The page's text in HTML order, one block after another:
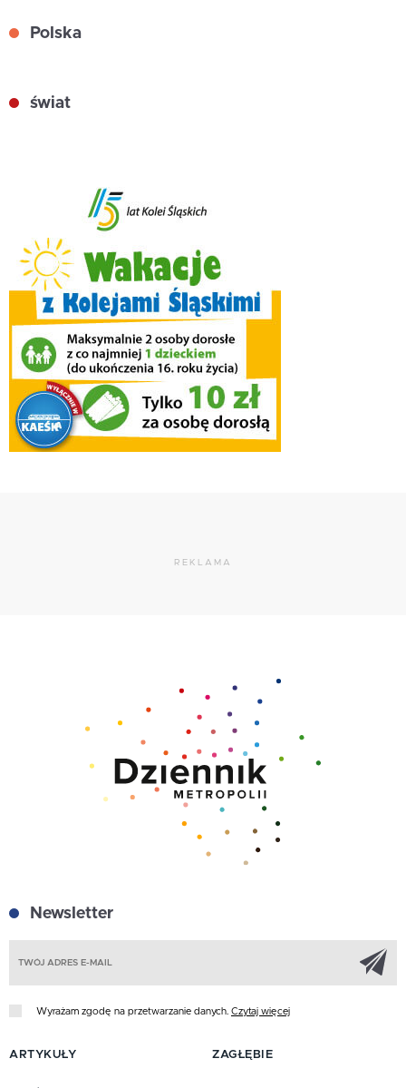
Polska
świat
REKLAMA
Newsletter
Wyrażam zgodę na przetwarzanie danych. Czytaj więcej
ARTYKUŁY ZAGŁĘBIE